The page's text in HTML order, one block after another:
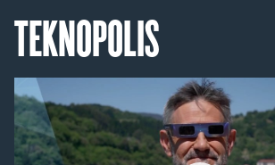
TEKNOPOLIS